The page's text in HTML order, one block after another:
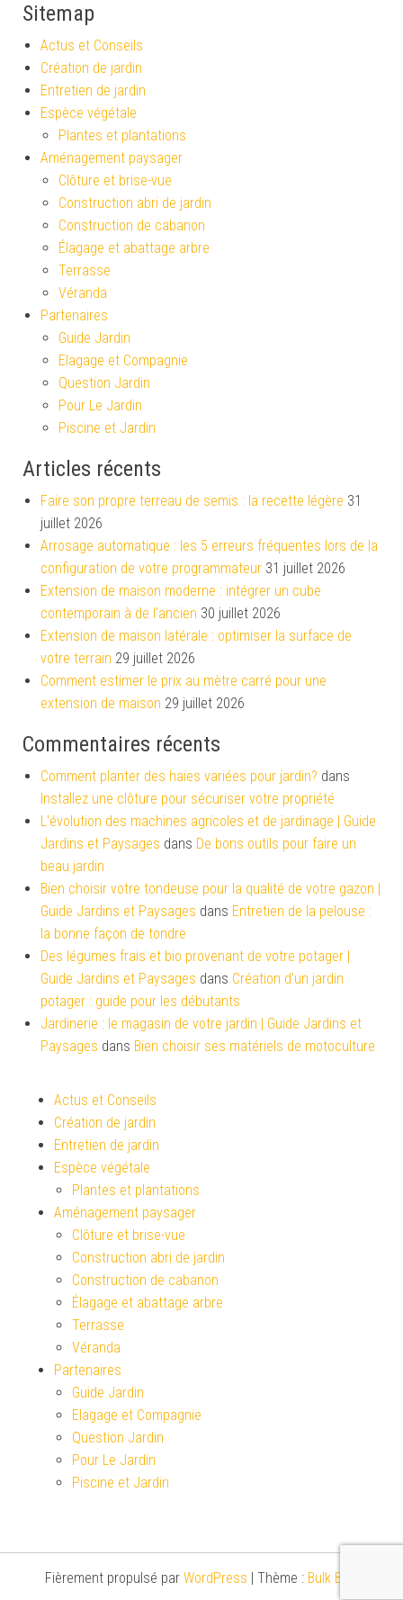
Sitemap
Actus et Conseils
Création de jardin
Entretien de jardin
Espèce végétale
Plantes et plantations
Aménagement paysager
Clôture et brise-vue
Construction abri de jardin
Construction de cabanon
Élagage et abattage arbre
Terrasse
Véranda
Partenaires
Guide Jardin
Elagage et Compagnie
Question Jardin
Pour Le Jardin
Piscine et Jardin
Articles récents
Faire son propre terreau de semis : la recette légère 31
juillet 2026
Arrosage automatique : les 5 erreurs fréquentes lors de la
configuration de votre programmateur 31 juillet 2026
Extension de maison moderne : intégrer un cube
contemporain à de l’ancien 30 juillet 2026
Extension de maison latérale : optimiser la surface de
votre terrain 29 juillet 2026
Comment estimer le prix au mètre carré pour une
extension de maison 29 juillet 2026
Commentaires récents
Comment planter des haies variées pour jardin? dans
Installez une clôture pour sécuriser votre propriété
L'évolution des machines agricoles et de jardinage | Guide
Jardins et Paysages dans De bons outils pour faire un
beau jardin
Bien choisir votre tondeuse pour la qualité de votre gazon |
Guide Jardins et Paysages dans Entretien de la pelouse :
la bonne façon de tondre
Des légumes frais et bio provenant de votre potager |
Guide Jardins et Paysages dans Création d’un jardin
potager : guide pour les débutants
Jardinerie : le magasin de votre jardin | Guide Jardins et
Paysages dans Bien choisir ses matériels de motoculture
Actus et Conseils
Création de jardin
Entretien de jardin
Espèce végétale
Plantes et plantations
Aménagement paysager
Clôture et brise-vue
Construction abri de jardin
Construction de cabanon
Élagage et abattage arbre
Terrasse
Véranda
Partenaires
Guide Jardin
Elagage et Compagnie
Question Jardin
Pour Le Jardin
Piscine et Jardin
Fièrement propulsé par WordPress Thème : Bulk Blog